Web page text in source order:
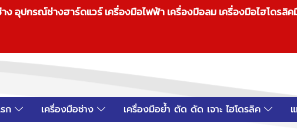
ง อุปกรณ์ช่างฮาร์ดแวร์ เครื่องมือไฟฟ้า เครื่องมือลม เครื่องมือไฮโดร
ก เครื่องมือช่าง เครื่องมือย้ำ ตัด ดัด เจาะ ไฮโดรลิค